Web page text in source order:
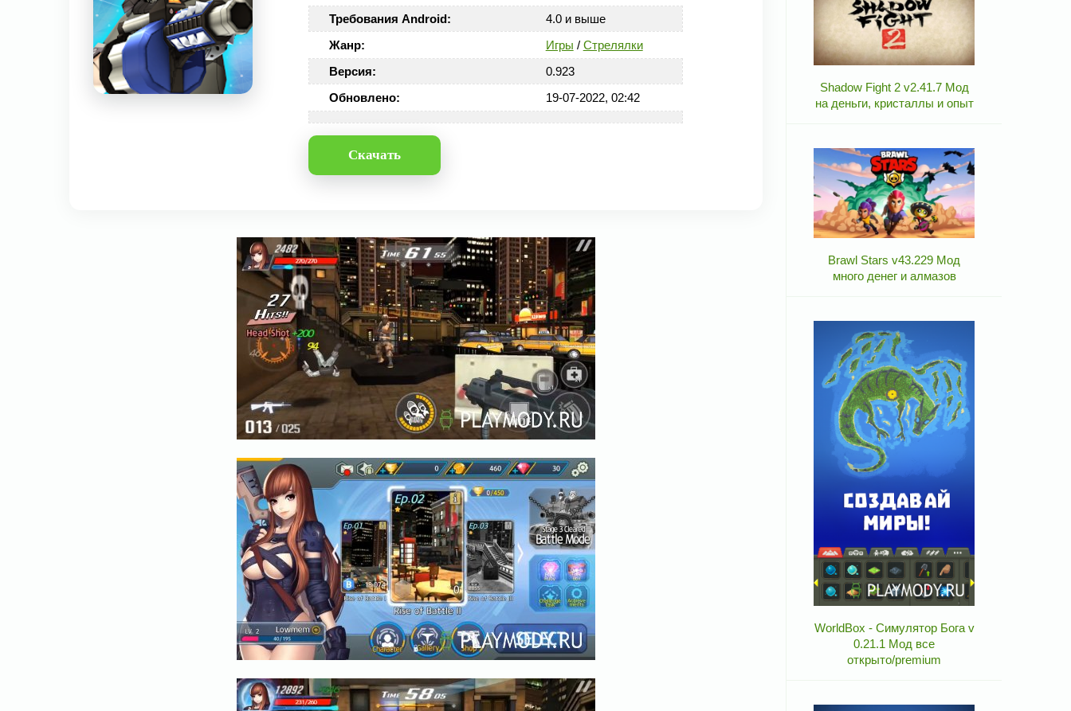
Требования Android:
4.0 и выше
Жанр:
Игры / Стрелялки
Версия:
0.923
Обновлено:
19-07-2022, 02:42
Скачать
Shadow Fight 2 v2.41.7 Мод
на деньги, кристаллы и опыт
Brawl Stars v43.229 Мод
много денег и алмазов
WorldBox - Симулятор Бога v
0.21.1 Мод все
открыто/premium